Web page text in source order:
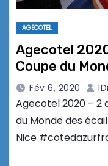
AGECOTEL
Agecotel
Coupe du
Fév 6, 2020
Agecotel 2020 – 2
du Monde des
Nice